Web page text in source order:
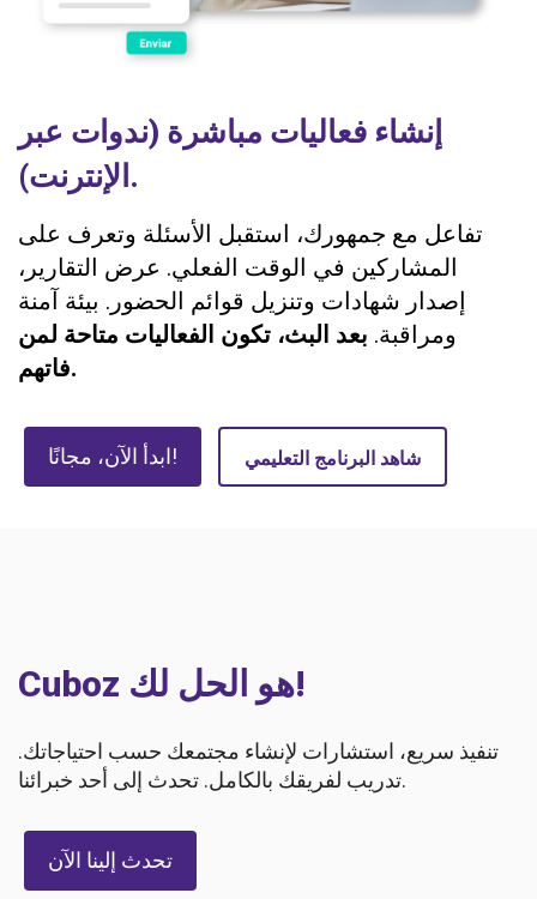
إنشاء فعاليات مباشرة (ندوات عبر
الإنترنت).
تفاعل مع جمهورك، استقبل الأسئلة وتعرف على
المشاركين في الوقت الفعلي. عرض التقارير،
إصدار شهادات وتنزيل قوائم الحضور. بيئة آمنة
ومراقبة. بعد البث، تكون الفعاليات متاحة لمن
فاتهم.
ابدأ الآن، مجانًا! شاهد البرنامج التعليمي
Cuboz هو الحل لك!
تنفيذ سريع، استشارات لإنشاء مجتمعك حسب احتياجاتك.
تدريب لفريقك بالكامل. تحدث إلى أحد خبرائنا.
تحدث إلينا الآن